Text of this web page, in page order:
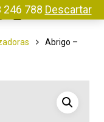
Menu
Abrigo –
246 788 Descartar